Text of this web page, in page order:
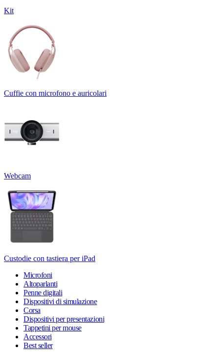
Kit
Cuffie con microfono e auricolari
Webcam
Custodie con tastiera per iPad
Microfoni
Altoparlanti
Penne digitali
Dispositivi di simulazione
Corsa
Dispositivi per presentazioni
Tappetini per mouse
Accessori
Best seller